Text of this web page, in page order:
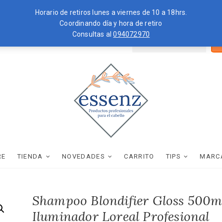
Horario de retiros lunes a viernes de 10 a 18hrs.
Coordinando día y hora de retiro
Consultas al094072970
por:
essenz
TIENDA NOVEDADES CARRITO TIPS
Shampoo Blondifier Gloss
Iluminador Loreal Profesional